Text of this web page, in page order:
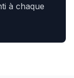
à chaque